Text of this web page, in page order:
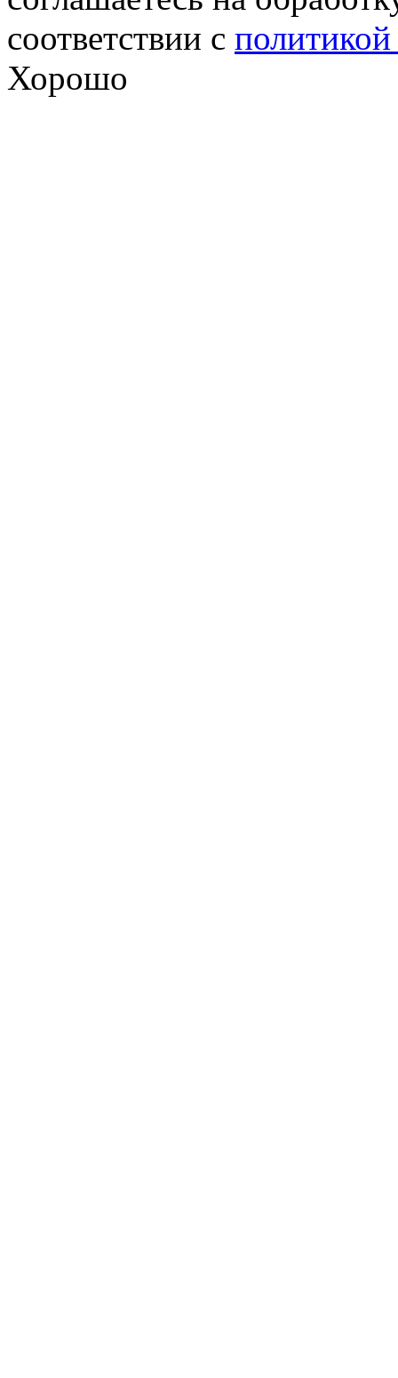
соответствии с
Хорошо